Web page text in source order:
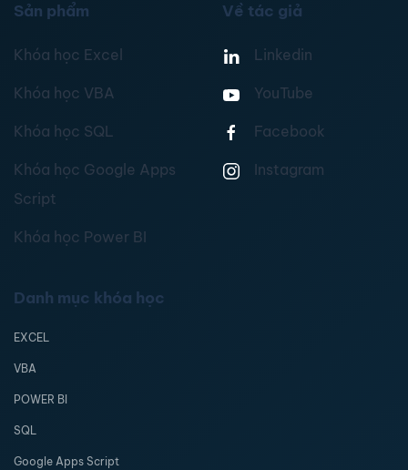
Sản phẩm
Khóa học Excel
Khóa học VBA
Khóa học SQL
Khóa học Google Apps
Script
Khóa học Power BI
Về tác giả
Linkedin
YouTube
Facebook
Instagram
Danh mục khóa học
EXCEL
VBA
POWER BI
SQL
Google Apps Script